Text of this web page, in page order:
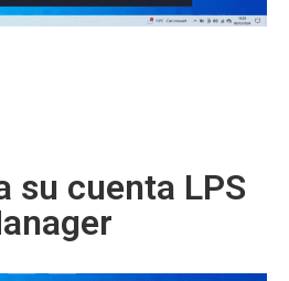
su cuenta LPS